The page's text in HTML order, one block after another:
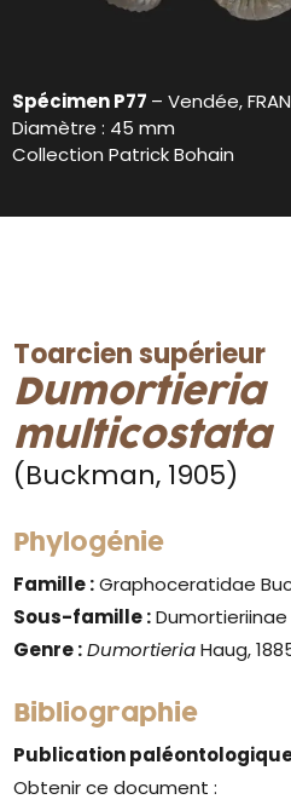
Spécimen P77 – Vendée,
Diamètre : 45 mm
Collection Patrick Bohain
Toarcien supérieur
Dumortieria
multicostata
(Buckman, 1905)
Phylogénie
Famille :Graphoceratidae
Sous-famille :Dumortieriinae
Genre : DumortieriaHaug,
Bibliographie
Publication
Obtenir ce document :